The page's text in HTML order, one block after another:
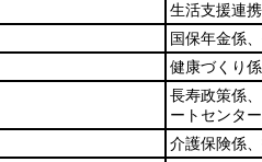
生活支援連
国保年金係
健康づくり
長寿政策係
ートセンター
介護保険係